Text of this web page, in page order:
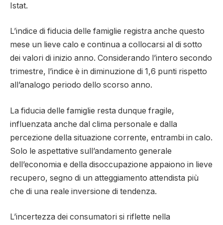
Istat.
L’indice di fiducia delle famiglie registra anche questo
mese un lieve calo e continua a collocarsi al di sotto
dei valori di inizio anno. Considerando l’intero secondo
trimestre, l’indice è in diminuzione di 1,6 punti rispetto
all’analogo periodo dello scorso anno.
La fiducia delle famiglie resta dunque fragile,
influenzata anche dal clima personale e dalla
percezione della situazione corrente, entrambi in calo.
Solo le aspettative sull’andamento generale
dell’economia e della disoccupazione appaiono in lieve
recupero, segno di un atteggiamento attendista più
che di una reale inversione di tendenza.
L’incertezza dei consumatori si riflette nella